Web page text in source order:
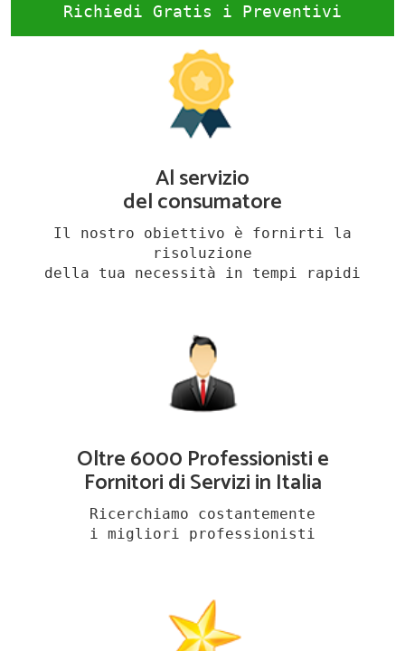
Richiedi Gratis i Preventivi
Al servizio
del consumatore
Il nostro obiettivo è fornirti la
risoluzione
della tua necessità in tempi rapidi
Oltre 6000 Professionisti e
Fornitori di Servizi in Italia
Ricerchiamo costantemente
i migliori professionisti